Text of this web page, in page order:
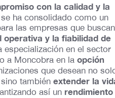
con la calidad y la
ha consolidado como un
las empresas que buscan
operativa y la fiabilidad de
especialización en el sector
a Moncobra en la opción
que desean no
también extender la
así un rendimiento